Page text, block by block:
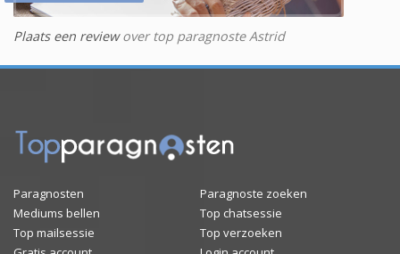
Plaats een reviewover top paragnoste Astrid
Paragnosten
Paragnoste zoeken
Mediums bellen
Top chatsessie
Top mailsessie
Top verzoeken